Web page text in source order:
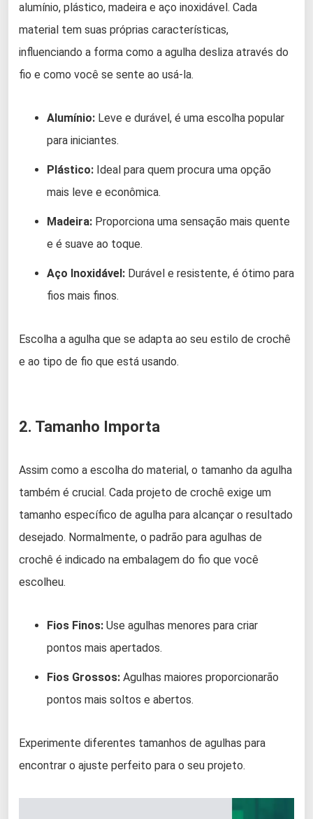
alumínio, plástico, madeira e aço inoxidável. Cada
material tem suas próprias características,
influenciando a forma como a agulha desliza através do
fio e como você se sente ao usá-la.
Alumínio: Leve e durável, é uma escolha popular
para iniciantes.
Plástico: Ideal para quem procura uma opção
mais leve e econômica.
Madeira: Proporciona uma sensação mais quente
e é suave ao toque.
Aço Inoxidável: Durável e resistente, é ótimo para
fios mais finos.
Escolha a agulha que se adapta ao seu estilo de crochê
e ao tipo de fio que está usando.
2. Tamanho Importa
Assim como a escolha do material, o tamanho da agulha
também é crucial. Cada projeto de crochê exige um
tamanho específico de agulha para alcançar o resultado
desejado. Normalmente, o padrão para agulhas de
crochê é indicado na embalagem do fio que você
escolheu.
Fios Finos: Use agulhas menores para criar
pontos mais apertados.
Fios Grossos: Agulhas maiores proporcionarão
pontos mais soltos e abertos.
Experimente diferentes tamanhos de agulhas para
encontrar o ajuste perfeito para o seu projeto.